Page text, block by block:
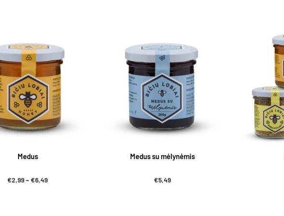
Medus
€2,99–€6,49Price
Medus su mėlynėmis
€5,49